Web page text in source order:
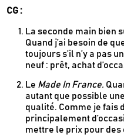
CG :
La seconde main bien
Quand j’ai besoin de
toujours s’il n’y a pas
neuf : prêt, achat
Le Made In France.
autant que possible
qualité. Comme je fais
principalement
mettre le prix pour des